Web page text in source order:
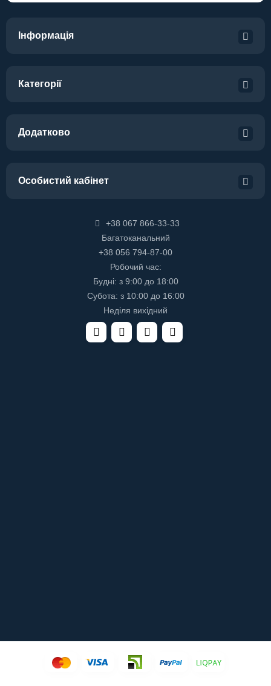
Інформація
Категорії
Додатково
Особистий кабінет
+38 067 866-33-33
Багатоканальний
+38 056 794-87-00
Робочий час:
Будні: з 9:00 до 18:00
Субота: з 10:00 до 16:00
Неділя вихідний